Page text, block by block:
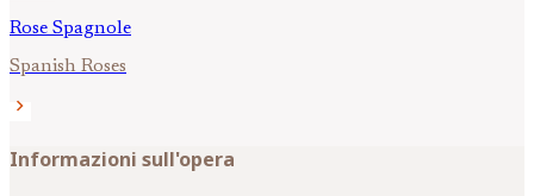
Rose Spagnole
Spanish Roses
chevron_right
Informazioni sull'opera